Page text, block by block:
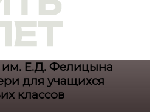
им. Е.Д. Фелицына
для учащихся
классов